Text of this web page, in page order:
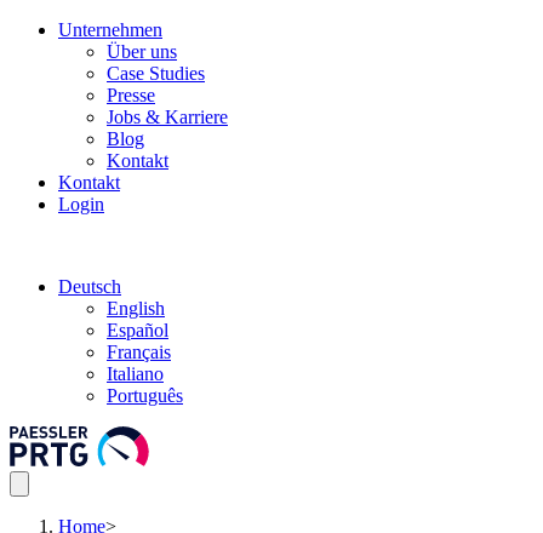
Unternehmen
Über uns
Case Studies
Presse
Jobs & Karriere
Blog
Kontakt
Kontakt
Login
Deutsch
English
Español
Français
Italiano
Português
Home>